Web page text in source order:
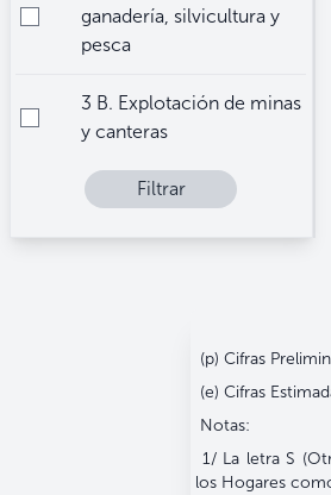
ganadería, silvicultura y
pesca
3 B. Explotación de minas
y canteras
4 C. Industrias
6 E. Suministro de agua,
alcantarillados y gestión
Filtrar
(p) Cifras
(e) Cifras
Notas:
1/ La letra S
los Hogares